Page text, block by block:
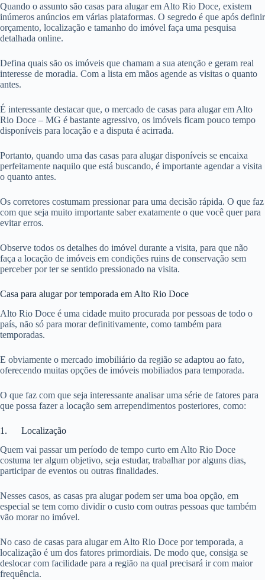
Quando o assunto são casas para alugar em Alto Rio Doce, existem
inúmeros anúncios em várias plataformas. O segredo é que após definir
orçamento, localização e tamanho do imóvel faça uma pesquisa
detalhada online.
Defina quais são os imóveis que chamam a sua atenção e geram real
interesse de moradia. Com a lista em mãos agende as visitas o quanto
antes.
É interessante destacar que, o mercado de casas para alugar em Alto
Rio Doce – MG é bastante agressivo, os imóveis ficam pouco tempo
disponíveis para locação e a disputa é acirrada.
Portanto, quando uma das casas para alugar disponíveis se encaixa
perfeitamente naquilo que está buscando, é importante agendar a visita
o quanto antes.
Os corretores costumam pressionar para uma decisão rápida. O que faz
com que seja muito importante saber exatamente o que você quer para
evitar erros.
Observe todos os detalhes do imóvel durante a visita, para que não
faça a locação de imóveis em condições ruins de conservação sem
perceber por ter se sentido pressionado na visita.
Casa para alugar por temporada em Alto Rio Doce
Alto Rio Doce é uma cidade muito procurada por pessoas de todo o
país, não só para morar definitivamente, como também para
temporadas.
E obviamente o mercado imobiliário da região se adaptou ao fato,
oferecendo muitas opções de imóveis mobiliados para temporada.
O que faz com que seja interessante analisar uma série de fatores para
que possa fazer a locação sem arrependimentos posteriores, como:
1. Localização
Quem vai passar um período de tempo curto em Alto Rio Doce
costuma ter algum objetivo, seja estudar, trabalhar por alguns dias,
participar de eventos ou outras finalidades.
Nesses casos, as casas pra alugar podem ser uma boa opção, em
especial se tem como dividir o custo com outras pessoas que também
vão morar no imóvel.
No caso de casas para alugar em Alto Rio Doce por temporada, a
localização é um dos fatores primordiais. De modo que, consiga se
deslocar com facilidade para a região na qual precisará ir com maior
frequência.